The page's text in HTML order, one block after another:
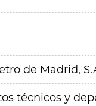
de Madrid,
técnicos y